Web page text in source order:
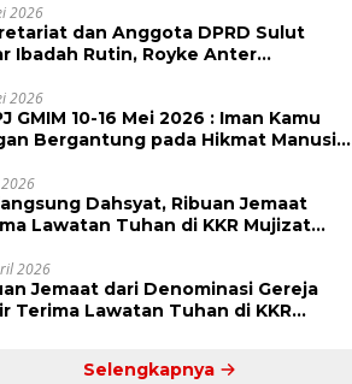
Tinggi
2026
dan Anggota DPRD Sulut
Ibadah Rutin, Royke Anter
2026
GMIM 10-16 Mei 2026 : Iman Kamu
Bergantung pada Hikmat Manusia,
Dahsyat, Ribuan Jemaat
Lawatan Tuhan di KKR Mujizat
2026
Jemaat dari Denominasi Gereja
Terima Lawatan Tuhan di KKR
Selengkapnya